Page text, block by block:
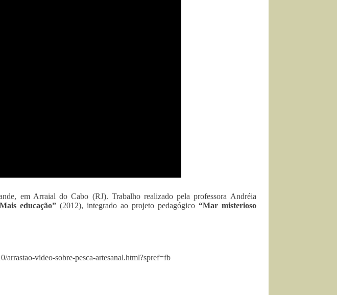
em Arraial do Cabo (RJ). Trabalho realizado pela professora Andréia
educação”(2012), integrado ao projeto pedagógico “Mar misterioso
arrastao-video-sobre-pesca-artesanal.html?spref=fb